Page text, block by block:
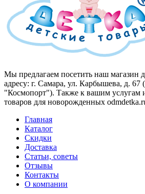
Мы предлагаем посетить наш магазин
адресу: г. Самара, ул. Карбышева, д. 67
"Космопорт"). Также к вашим услугам
товаров для новорожденных
Главная
Каталог
Скидки
Доставка
Статьи, советы
Отзывы
Контакты
О компании